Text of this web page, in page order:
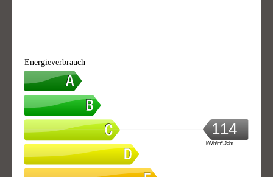
Energieverbrauch
114
kWh/m².Jahr